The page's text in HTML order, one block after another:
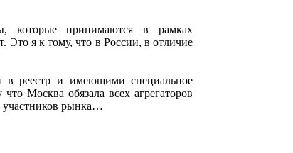
которые принимаются в рамках
я к тому, что в России, в отличие
в реестр и имеющими специальное
Москва обязала всех агрегаторов
участников рынка…